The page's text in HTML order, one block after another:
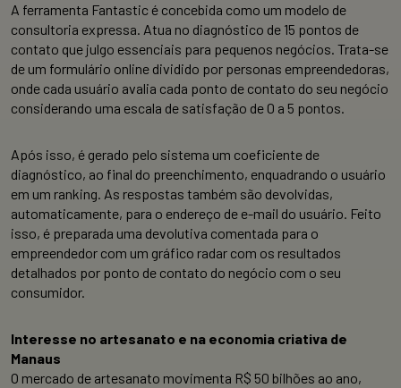
A ferramenta Fantastic é concebida como um modelo de
consultoria expressa. Atua no diagnóstico de 15 pontos de
contato que julgo essenciais para pequenos negócios. Trata-se
de um formulário online dividido por personas empreendedoras,
onde cada usuário avalia cada ponto de contato do seu negócio
considerando uma escala de satisfação de 0 a 5 pontos.
Após isso, é gerado pelo sistema um coeficiente de
diagnóstico, ao final do preenchimento, enquadrando o usuário
em um ranking. As respostas também são devolvidas,
automaticamente, para o endereço de e-mail do usuário. Feito
isso, é preparada uma devolutiva comentada para o
empreendedor com um gráfico radar com os resultados
detalhados por ponto de contato do negócio com o seu
consumidor.
Interesse no artesanato e na economia criativa de
Manaus
O mercado de artesanato movimenta R$ 50 bilhões ao ano,